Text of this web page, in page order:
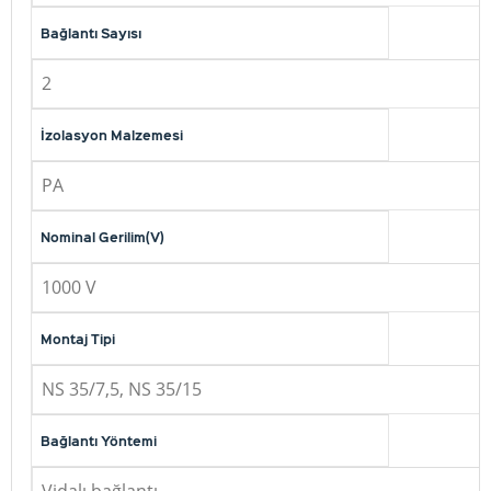
Bağlantı Sayısı
2
İzolasyon Malzemesi
PA
Nominal Gerilim(V)
1000 V
Montaj Tipi
NS 35/7,5, NS 35/15
Bağlantı Yöntemi